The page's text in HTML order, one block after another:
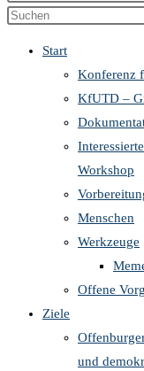
Website
Start
Konferenz
KfUTD –
Workshop
Menschen
Werkzeuge
Offene
Ziele
und